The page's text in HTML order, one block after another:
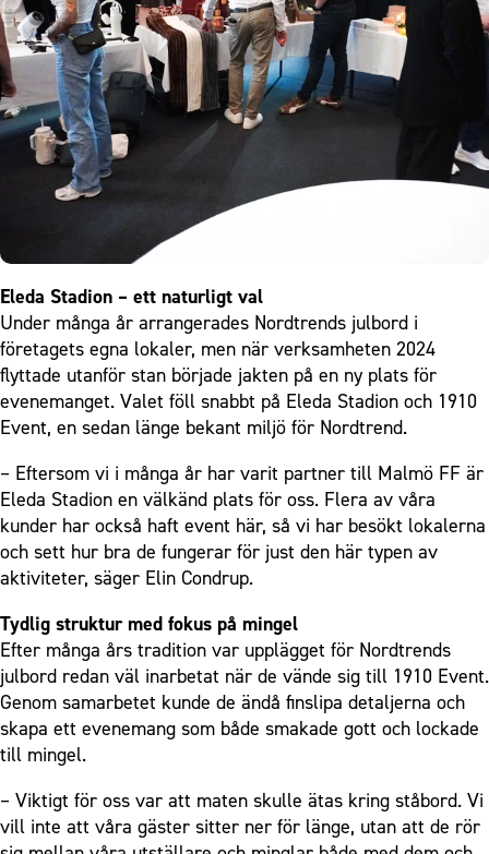
Eleda Stadion – ett naturligt val
Under många år arrangerades Nordtrends julbord i
företagets egna lokaler, men när verksamheten 2024
flyttade utanför stan började jakten på en ny plats för
evenemanget. Valet föll snabbt på Eleda Stadion och 1910
Event, en sedan länge bekant miljö för Nordtrend.
– Eftersom vi i många år har varit partner till Malmö FF är
Eleda Stadion en välkänd plats för oss. Flera av våra
kunder har också haft event här, så vi har besökt lokalerna
och sett hur bra de fungerar för just den här typen av
aktiviteter, säger Elin Condrup.
Tydlig struktur med fokus på mingel
Efter många års tradition var upplägget för Nordtrends
julbord redan väl inarbetat när de vände sig till 1910 Event.
Genom samarbetet kunde de ändå finslipa detaljerna och
skapa ett evenemang som både smakade gott och lockade
till mingel.
– Viktigt för oss var att maten skulle ätas kring ståbord. Vi
vill inte att våra gäster sitter ner för länge, utan att de rör